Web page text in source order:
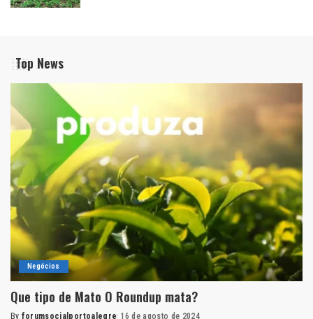
Top News
Negócios
Que tipo de Mato O Roundup mata?
By forumsocialportoalegre 16 de agosto de 2024